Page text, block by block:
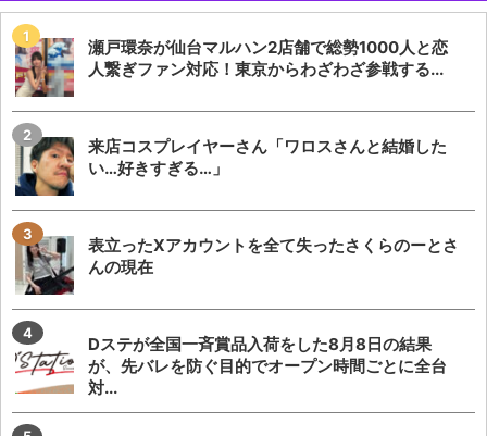
瀬戸環奈が仙台マルハン2店舗で総勢1000人と恋
人繋ぎファン対応！東京からわざわざ参戦する...
来店コスプレイヤーさん「ワロスさんと結婚した
い…好きすぎる…」
表立ったXアカウントを全て失ったさくらのーとさ
んの現在
Dステが全国一斉賞品入荷をした8月8日の結果
が、先バレを防ぐ目的でオープン時間ごとに全台
対...